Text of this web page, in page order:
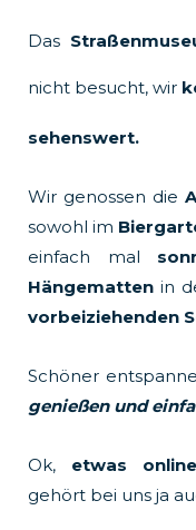
Das
nicht besucht, wir
sehenswert.
Wir genossen die
sowohl im
einfach mal
Hängematten in
vorbeiziehenden
Schöner
genießen und
Ok, etwas
gehört bei uns ja